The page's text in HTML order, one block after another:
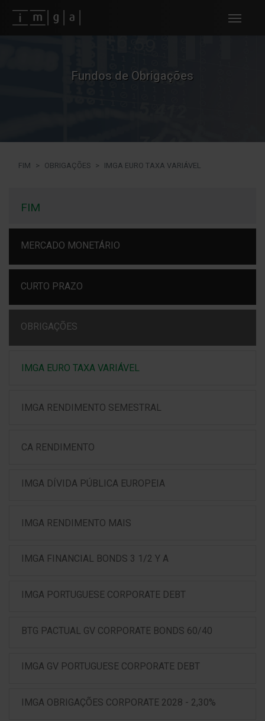
Fundos imga
Fundos de Obrigações
FIM OBRIGAÇÕES IMGA EURO TAXA VARIÁVEL
FIM
MERCADO MONETÁRIO
CURTO PRAZO
OBRIGAÇÕES
IMGA EURO TAXA VARIÁVEL
IMGA RENDIMENTO SEMESTRAL
CA RENDIMENTO
IMGA DÍVIDA PÚBLICA EUROPEIA
IMGA RENDIMENTO MAIS
IMGA FINANCIAL BONDS 3 1/2 Y A
IMGA PORTUGUESE CORPORATE DEBT
BTG PACTUAL GV CORPORATE BONDS 60/40
IMGA GV PORTUGUESE CORPORATE DEBT
IMGA OBRIGAÇÕES CORPORATE 2028 - 2,30%